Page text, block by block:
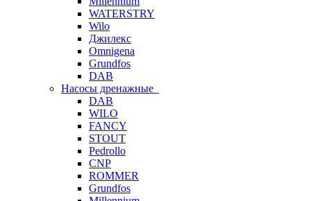
WATERSTRY
Wilo
Джилекс
Omnigena
Grundfos
DAB
Насосы дренажные
DAB
WILO
FANCY
STOUT
Pedrollo
CNP
ROMMER
Grundfos